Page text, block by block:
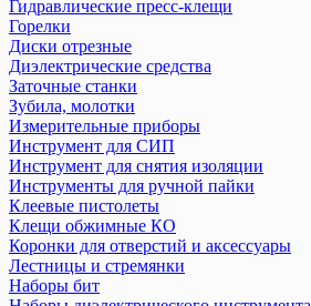
Гидравлические пресс-клещи
Горелки
Диски отрезные
Диэлектрические средства
Заточные станки
Зубила, молотки
Измерительные приборы
Инструмент для СИП
Инструмент для снятия изоляции
Инструменты для ручной пайки
Клеевые пистолеты
Клещи обжимные КО
Коронки для отверстий и аксессуары
Лестницы и стремянки
Наборы бит